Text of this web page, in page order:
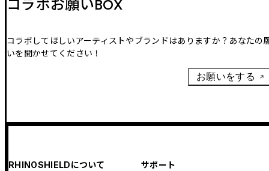
コラボお願いBOX
コラボしてほしいアーティストやブランドはありますか？あなたの
いを聞かせてください！
お願いをする
RHINOSHIELDについて サポート